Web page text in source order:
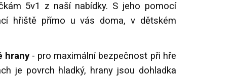
5v1 z naší nabídky. S jeho pomocí
hřiště přímo u vás doma, v dětském
hrany- pro maximální bezpečnost při hře
je povrch hladký, hrany jsou dohladka